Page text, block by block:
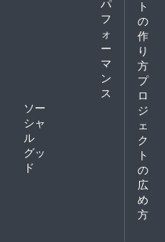
フ
ォ
ー
マ
ン
ス
ソー
シャ
ル
グッ
ド
ト
の
作
り
方
プ
ロ
ジ
ェ
ク
ト
の
広
め
方